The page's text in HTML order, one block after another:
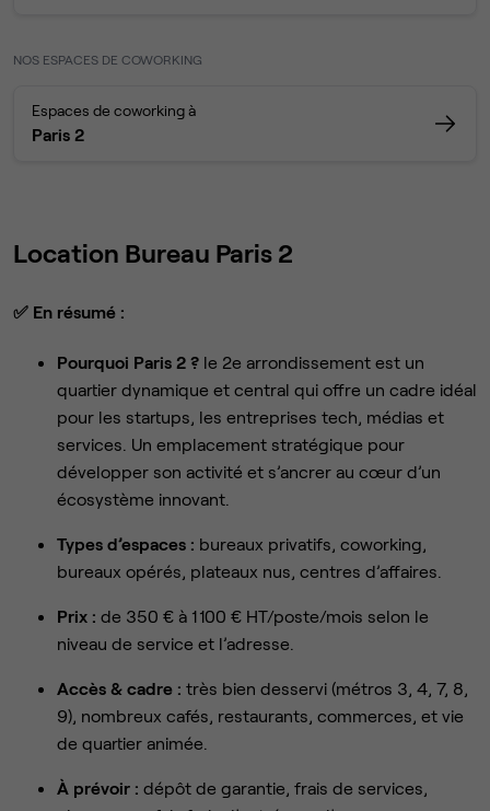
NOS ESPACES DE COWORKING
Espaces de coworking à
Paris 2
Location Bureau Paris 2
✅ En résumé :
Pourquoi Paris 2 ? le 2e arrondissement est un
quartier dynamique et central qui offre un cadre idéal
pour les startups, les entreprises tech, médias et
services. Un emplacement stratégique pour
développer son activité et s’ancrer au cœur d’un
écosystème innovant.
Types d’espaces : bureaux privatifs, coworking,
bureaux opérés, plateaux nus, centres d’affaires.
Prix : de 350 € à 1 100 € HT/poste/mois selon le
niveau de service et l’adresse.
Accès & cadre : très bien desservi (métros 3, 4, 7, 8,
9), nombreux cafés, restaurants, commerces, et vie
de quartier animée.
À prévoir : dépôt de garantie, frais de services,